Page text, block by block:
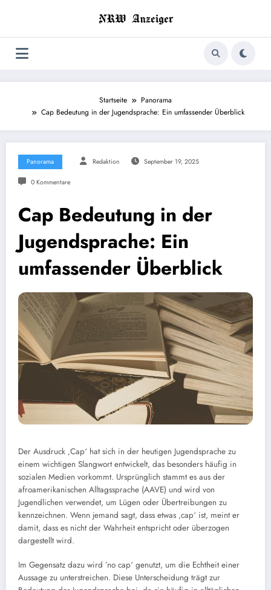
Startseite
Panorama
Cap Bedeutung in der Jugendsprache: Ein umfassender Überblick
Panorama Redaktion September 19, 2025
0 Kommentare
Cap Bedeutung in der
Jugendsprache: Ein
umfassender Überblick
Der Ausdruck ‚Cap‘ hat sich in der heutigen Jugendsprache zu
einem wichtigen Slangwort entwickelt, das besonders häufig in
sozialen Medien vorkommt. Ursprünglich stammt es aus der
afroamerikanischen Alltagssprache (AAVE) und wird von
Jugendlichen verwendet, um Lügen oder Übertreibungen zu
kennzeichnen. Wenn jemand sagt, dass etwas ‚cap‘ ist, meint er
damit, dass es nicht der Wahrheit entspricht oder überzogen
dargestellt wird.
Im Gegensatz dazu wird ’no cap‘ genutzt, um die Echtheit einer
Aussage zu unterstreichen. Diese Unterscheidung trägt zur